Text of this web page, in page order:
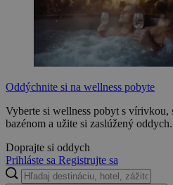
Oddýchnite si na wellness pobyte
Vyberte si wellness pobyt s vírivkou,
bazénom a užite si zaslúžený oddych.
Doprajte si oddych
Prihláste sa Registrujte sa